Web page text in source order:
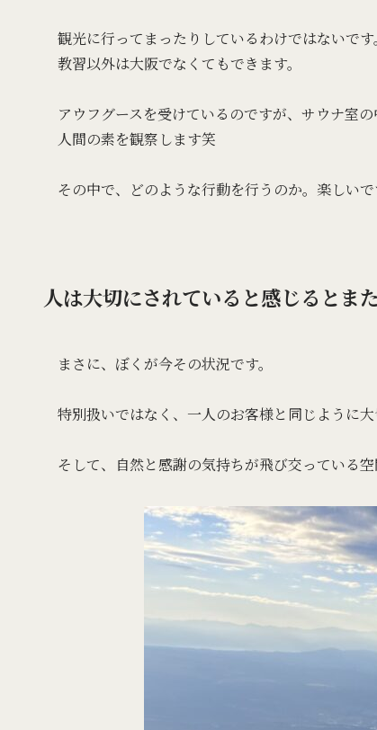
観光に行ってまったりしているわけではないです。
教習以外は大阪でなくてもできます。
アウフグースを受けているのですが、サウナ室
人間の素を観察します笑
その中で、どのような行動を行うのか。楽しいで
人は大切にされていると感じるとま
まさに、ぼくが今その状況です。
特別扱いではなく、一人のお客様と同じように大
そして、自然と感謝の気持ちが飛び交っている